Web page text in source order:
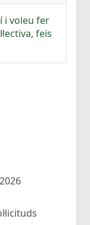
i voleu fer
feis